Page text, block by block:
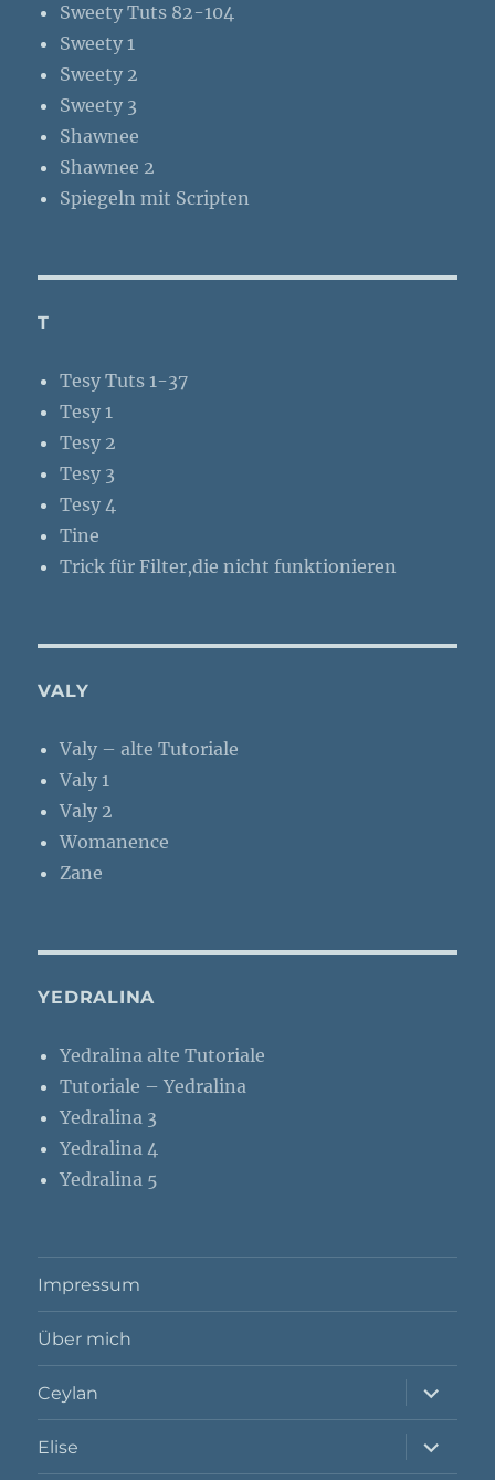
Sweety Tuts 82-104
Sweety 1
Sweety 2
Sweety 3
Shawnee
Shawnee 2
Spiegeln mit Scripten
T
Tesy Tuts 1-37
Tesy 1
Tesy 2
Tesy 3
Tesy 4
Tine
Trick für Filter,die nicht funktionieren
VALY
Valy – alte Tutoriale
Valy 1
Valy 2
Womanence
Zane
YEDRALINA
Yedralina alte Tutoriale
Tutoriale – Yedralina
Yedralina 3
Yedralina 4
Yedralina 5
Impressum
Über mich
Ceylan
öffnen
Elise
öffnen